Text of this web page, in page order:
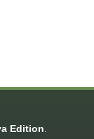
Edition